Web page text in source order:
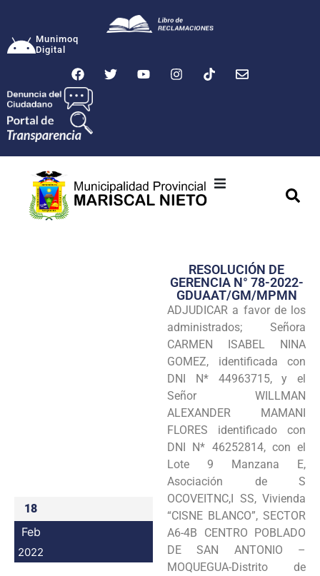
Munimoq
Digital
Transparencia
Seguridad
Programas
Intranet
18
Feb
2022
RESOLUCIÓN DE
GERENCIA N° 78-2022-
GDUAAT/GM/MPMN
ADJUDICAR a favor de los
administrados; Señora
CARMEN ISABEL NINA
GOMEZ, identificada con
DNI N* 44963715, y el
Señor WILLMAN
ALEXANDER MAMANI
FLORES identificado con
DNI N* 46252814, con el
Lote 9 Manzana E,
Asociación de S
OCOVEITNC,I SS, Vivienda
“CISNE BLANCO”, SECTOR
A6-4B CENTRO POBLADO
DE SAN ANTONIO –
MOQUEGUA-Distrito de